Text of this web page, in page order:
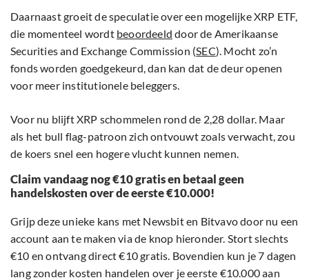
Daarnaast groeit de speculatie over een mogelijke XRP ETF,
die momenteel wordt beoordeeld door de Amerikaanse
Securities and Exchange Commission (SEC). Mocht zo’n
fonds worden goedgekeurd, dan kan dat de deur openen
voor meer institutionele beleggers.
Voor nu blijft XRP schommelen rond de 2,28 dollar. Maar
als het bull flag-patroon zich ontvouwt zoals verwacht, zou
de koers snel een hogere vlucht kunnen nemen.
Claim vandaag nog €10 gratis en betaal geen
handelskosten over de eerste €10.000!
Grijp deze unieke kans met Newsbit en Bitvavo door nu een
account aan te maken via de knop hieronder. Stort slechts
€10 en ontvang direct €10 gratis. Bovendien kun je 7 dagen
lang zonder kosten handelen over je eerste €10.000 aan